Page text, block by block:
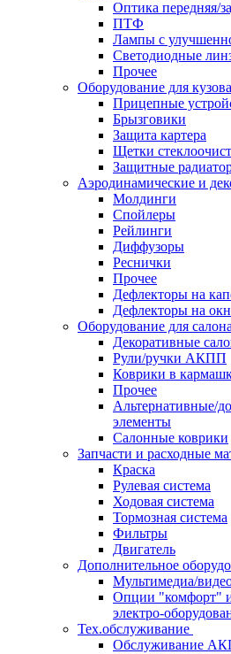
Оптика передняя/
ПТФ
Лампы с
Светодиодные
Прочее
Оборудование для кузова
Прицепные
Брызговики
Защита картера
Щетки
Защитные
Аэродинамические и
Молдинги
Спойлеры
Рейлинги
Диффузоры
Реснички
Прочее
Дефлекторы на
Дефлекторы на
Оборудование для салона
Декоративные
Рули/ручки АКПП
Коврики в
Прочее
Альтернативные/
элементы
Салонные коврики
Запчасти и расходные
Краска
Рулевая система
Ходовая система
Тормозная система
Фильтры
Двигатель
Дополнительное
Мультимедиа/
Опции "комфорт"
электро-
Тех.обслуживание
Обслуживание